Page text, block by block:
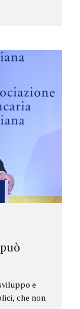
e
di
alla
AML;
che
e
che non